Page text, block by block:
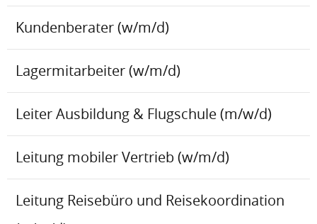
Kundenberater (w/m/d)
Lagermitarbeiter (w/m/d)
Leiter Ausbildung & Flugschule (m/w/d)
Leitung mobiler Vertrieb (w/m/d)
Leitung Reisebüro und Reisekoordination